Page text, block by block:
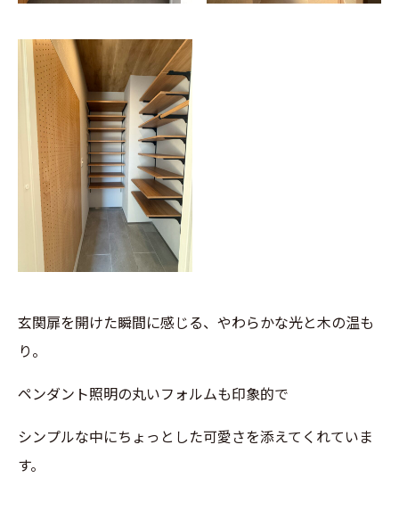
玄関扉を開けた瞬間に感じる、やわらかな光と木の温も
り。
ペンダント照明の丸いフォルムも印象的で
シンプルな中にちょっとした可愛さを添えてくれていま
す。